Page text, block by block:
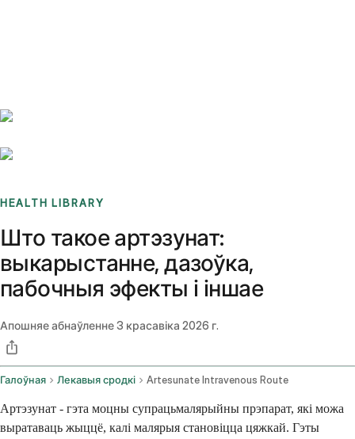
HEALTH LIBRARY
Што такое артэзунат:
выкарыстанне, дазоўка,
пабочныя эфекты і іншае
Апошняе абнаўленне3 красавіка 2026 г.
Галоўная Лекавыя сродкі Artesunate Intravenous Route
Артэзунат - гэта моцны супрацьмалярыйны прэпарат, які можа
выратаваць жыццё, калі малярыя становіцца цяжкай. Гэты